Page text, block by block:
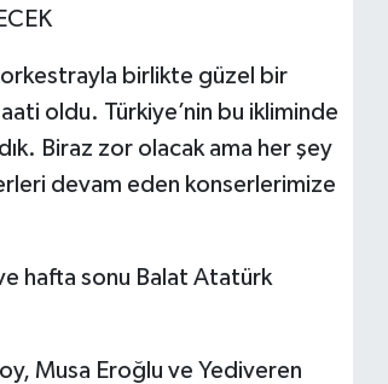
orkestrayla birlikte güzel bir
oldu. Türkiye’nin bu ikliminde
Biraz zor olacak ama her şey
devam eden konserlerimize
hafta sonu Balat Atatürk
Musa Eroğlu ve Yediveren